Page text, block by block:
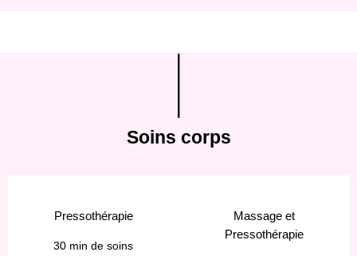
Soins corps
Pressothérapie
30 min de soins
Massage et
Pressothérapie